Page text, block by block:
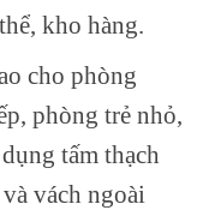
kho hàng.
cho phòng
phòng trẻ nhỏ,
tấm thạch
vách ngoài